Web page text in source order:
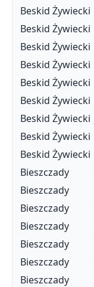
Beskid Żywiecki
Beskid Żywiecki
Beskid Żywiecki
Beskid Żywiecki
Beskid Żywiecki
Beskid Żywiecki
Beskid Żywiecki
Beskid Żywiecki
Beskid Żywiecki
Bieszczady
Bieszczady
Bieszczady
Bieszczady
Bieszczady
Bieszczady
Bieszczady